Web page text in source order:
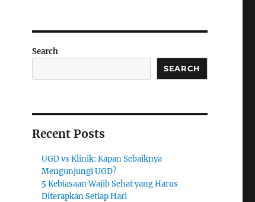
Search
SEARCH
Recent Posts
UGD vs Klinik: Kapan Sebaiknya
Mengunjungi UGD?
5 Kebiasaan Wajib Sehat yang Harus
Diterapkan Setiap Hari